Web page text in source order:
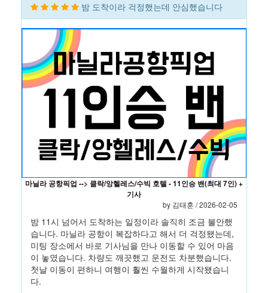
밤 도착이라 걱정했는데 안심했습니다
마닐라 공항픽업 --> 클락/앙헬레스/수빅 호텔 - 11인승 밴(최대 7인) +
기사
by 김태훈 / 2026-02-05
밤 11시 넘어서 도착하는 일정이라 솔직히 조금 불안했
습니다. 마닐라 공항이 복잡하다고 해서 더 걱정됐는데,
미팅 장소에서 바로 기사님을 만나 이동할 수 있어 마음
이 놓였습니다. 차량도 깨끗했고 운전도 차분했습니다.
첫날 이동이 편하니 여행이 훨씬 수월하게 시작됐습니
다.